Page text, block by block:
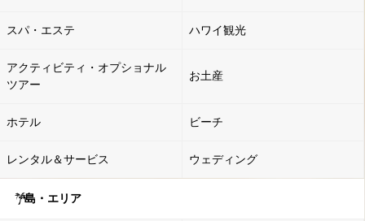
スパ・エステ ハワイ観光
アクティビティ・オプショナル
ツアー
お土産
ホテル ビーチ
レンタル＆サービス ウェディング
島・エリア